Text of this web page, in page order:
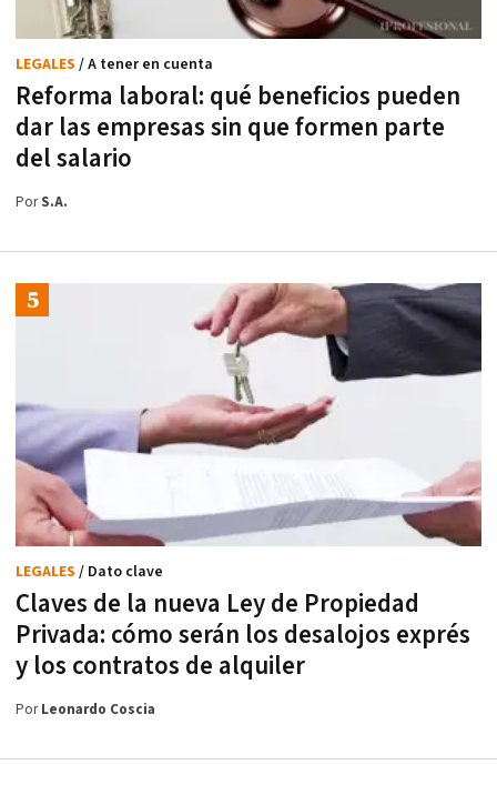
Reforma laboral: qué beneficios pueden
dar las empresas sin que formen parte
del salario
LEGALES / A tener en cuenta
PorS.A.
Claves de la nueva Ley de Propiedad
Privada: cómo serán los desalojos exprés
y los contratos de alquiler
LEGALES / Dato clave
PorLeonardo Coscia